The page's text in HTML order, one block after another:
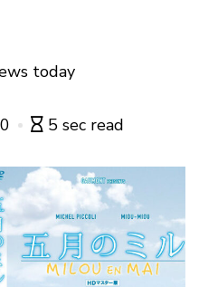
today
0 5 sec read